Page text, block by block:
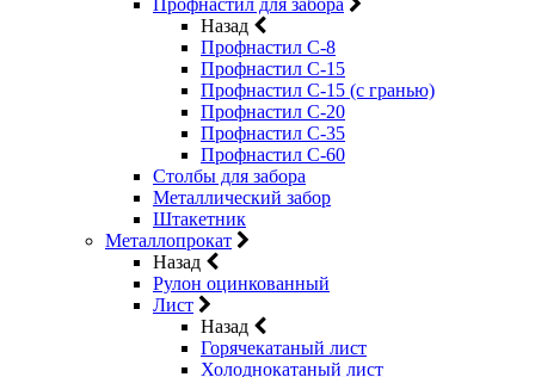
Профнастил для забора
Назад
Профнастил С-8
Профнастил С-15
Профнастил С-15 (с гранью)
Профнастил С-20
Профнастил С-35
Профнастил С-60
Столбы для забора
Металлический забор
Штакетник
Металлопрокат
Назад
Рулон оцинкованный
Лист
Назад
Горячекатаный лист
Холоднокатаный лист